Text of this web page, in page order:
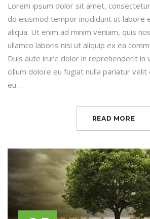
Lorem ipsum dolor sit amet,
do eiusmod tempor incididunt ut labore
aliqua. Ut enim ad minim veniam, quis
ullamco laboris nisi ut aliquip ex ea
Duis aute irure dolor in reprehenderit in
cillum dolore eu fugiat nulla pariatur
eu …
READ MORE